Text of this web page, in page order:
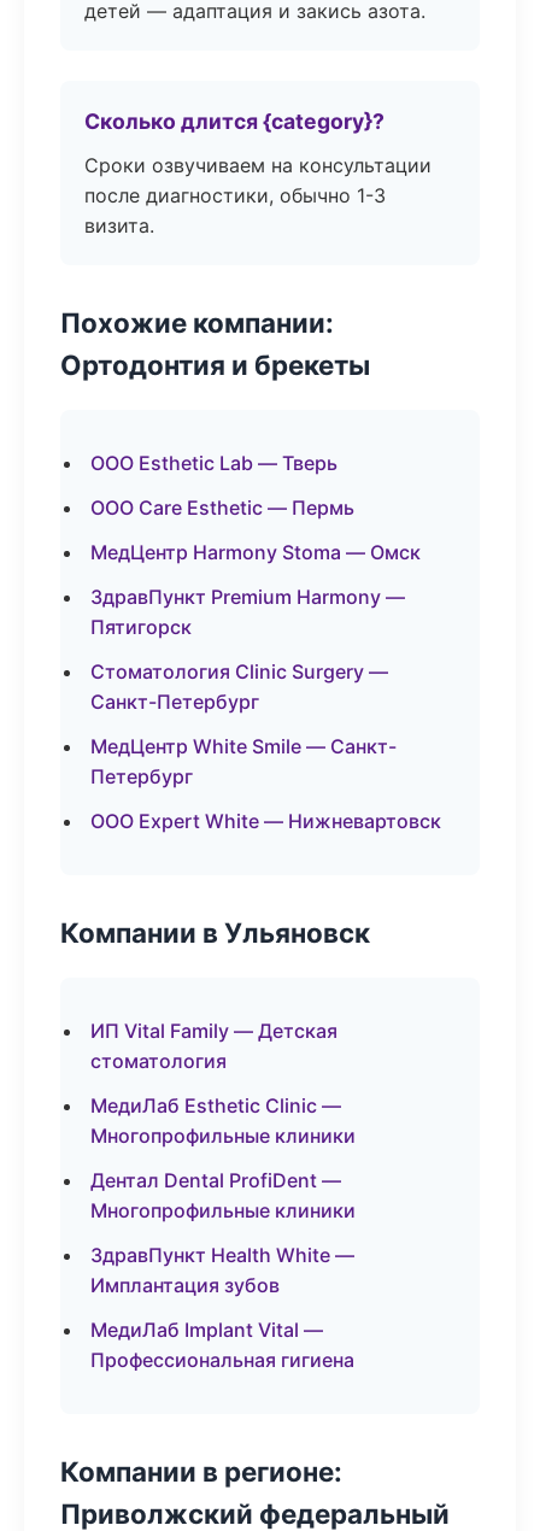
детей — адаптация и закись азота.
Сколько длится {category}?
Сроки озвучиваем на консультации
после диагностики, обычно 1-3
визита.
Похожие компании:
Ортодонтия и брекеты
ООО Esthetic Lab — Тверь
ООО Care Esthetic — Пермь
МедЦентр Harmony Stoma — Омск
ЗдравПункт Premium Harmony —
Пятигорск
Стоматология Clinic Surgery —
Санкт-Петербург
МедЦентр White Smile — Санкт-
Петербург
ООО Expert White — Нижневартовск
Компании в Ульяновск
ИП Vital Family — Детская
стоматология
МедиЛаб Esthetic Clinic —
Многопрофильные клиники
Дентал Dental ProfiDent —
Многопрофильные клиники
ЗдравПункт Health White —
Имплантация зубов
МедиЛаб Implant Vital —
Профессиональная гигиена
Компании в регионе:
Приволжский федеральный